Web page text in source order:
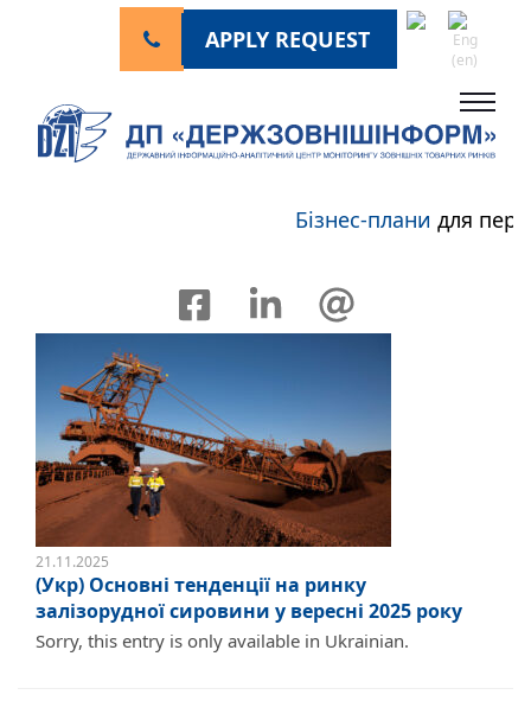
APPLY REQUEST
Бізнес-планидля
21.11.2025
(Укр) Основні тенденції на ринку
залізорудної сировини у вересні 2025 року
Sorry, this entry is only available in Ukrainian.